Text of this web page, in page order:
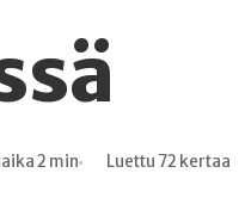
2 min Luettu 72 kertaa